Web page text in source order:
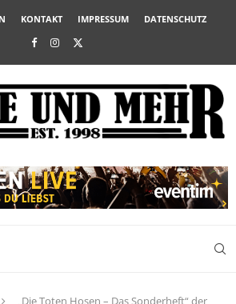
KONTAKT IMPRESSUM DATENSCHUTZ
„Die Toten Hosen – Das Sonderheft“ der